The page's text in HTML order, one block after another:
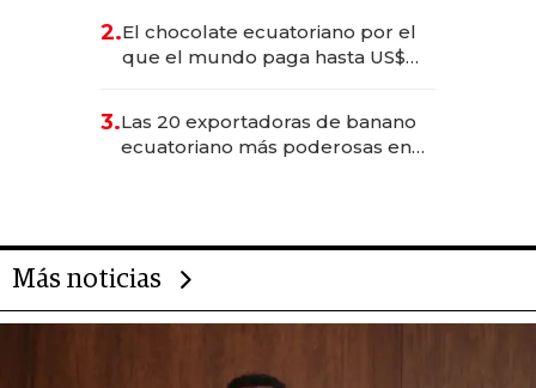
2.El chocolate ecuatoriano por el
que el mundo paga hasta US$
3.Las 20 exportadoras de banano
ecuatoriano más poderosas en
Más noticias